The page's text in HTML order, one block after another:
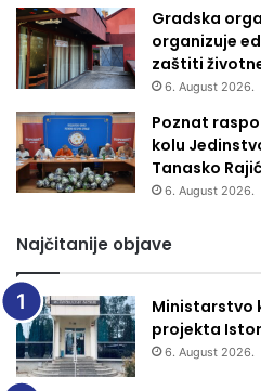
Gradska
organizuje
zaštiti
6. August 2026.
Poznat
kolu
Tanasko
6. August 2026.
Najčitanije objave
Ministarstvo
projekta
6. August 2026.